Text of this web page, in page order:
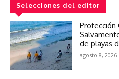
Selecciones del editor
Protección
de playas
agosto 8, 2026